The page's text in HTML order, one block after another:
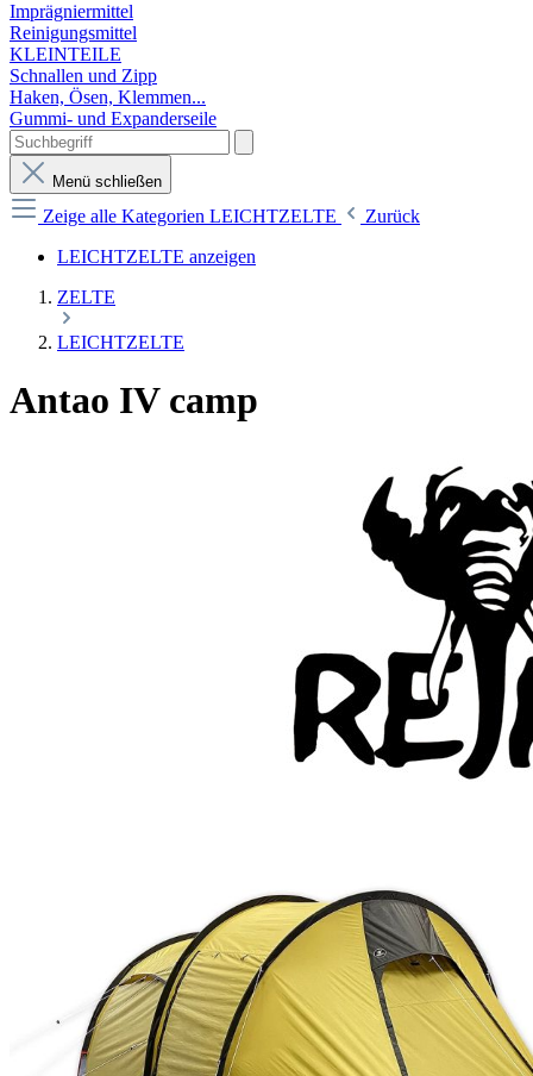
Imprägniermittel
Reinigungsmittel
KLEINTEILE
Schnallen und Zipp
Haken, Ösen, Klemmen...
Gummi- und Expanderseile
Menü schließen
Zeige alle Kategorien LEICHTZELTE
Zurück
LEICHTZELTE anzeigen
ZELTE
LEICHTZELTE
Antao IV camp